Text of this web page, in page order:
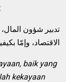
تدبير شؤون المال،
الاقتصاد، وإمّا
baik yang
kekayaan